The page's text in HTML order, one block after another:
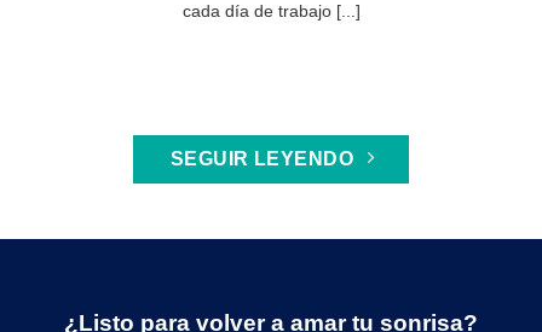
cada día de trabajo [...]
SEGUIR LEYENDO
¿Listo para volver a amar tu sonrisa?